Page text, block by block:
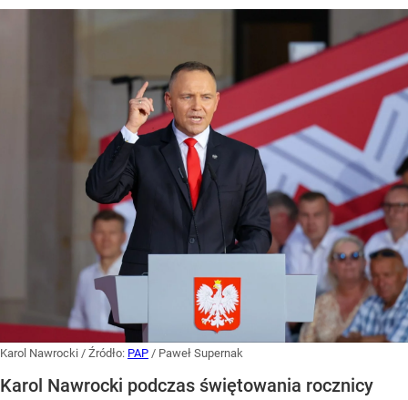
Karol Nawrocki / Źródło: PAP / Paweł Supernak
Karol Nawrocki podczas świętowania rocznicy